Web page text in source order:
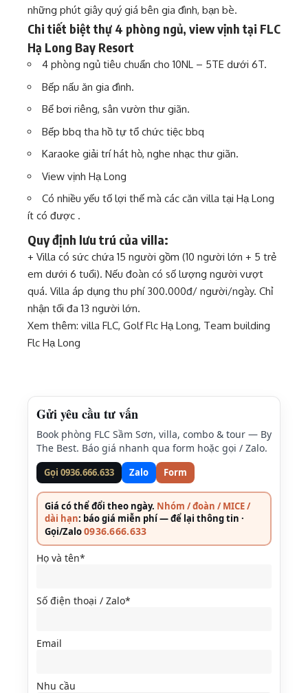
những phút giây quý giá bên gia đình, bạn bè.
Chi tiết biệt thự 4 phòng ngủ, view vịnh tại FLC
Hạ Long Bay Resort
4 phòng ngủ tiêu chuẩn cho 10NL – 5TE dưới 6T.
Bếp nấu ăn gia đình.
Bể bơi riêng, sân vườn thư giãn.
Bếp bbq tha hồ tự tổ chức tiệc bbq
Karaoke giải trí hát hò, nghe nhạc thư giãn.
View vịnh Hạ Long
Có nhiều yếu tố lợi thế mà các căn villa tại Hạ Long
ít có được .
Quy định lưu trú của villa:
+ Villa có sức chứa 15 người gồm (10 người lớn + 5 trẻ
em dưới 6 tuổi). Nếu đoàn có số lượng người vượt
quá. Villa áp dụng thu phí 300.000đ/ người/ngày. Chỉ
nhận tối đa 13 người lớn.
Xem thêm: villa FLC, Golf Flc Hạ Long, Team building
Flc Hạ Long
Gửi yêu cầu tư vấn
Book phòng FLC Sầm Sơn, villa, combo & tour — By
The Best. Báo giá nhanh qua form hoặc gọi / Zalo.
Gọi 0936.666.633 Zalo Form
Giá có thể đổi theo ngày. Nhóm / đoàn / MICE /
dài hạn: báo giá miễn phí — để lại thông tin ·
Gọi/Zalo0936.666.633
Họ và tên*
Số điện thoại / Zalo*
Email
Nhu cầu